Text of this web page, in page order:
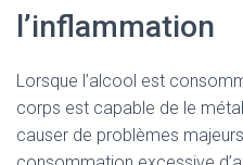
l’inflammation
Lorsque l’alcool est
corps est capable de le
causer de problèmes